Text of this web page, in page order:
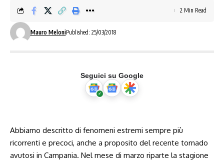
Mauro MeloniPublished: 25/03/2018
2 Min Read
Seguici su Google
Abbiamo descritto di fenomeni estremi sempre più
ricorrenti e precoci, anche a proposito del recente tornado
avutosi in Campania. Nel mese di marzo riparte la stagione